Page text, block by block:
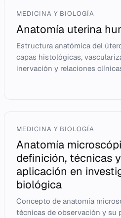
MEDICINA Y BIOLOGÍA
Anatomía uterina
Estructura anatómica del
capas histológicas,
inervación y relaciones
MEDICINA Y BIOLOGÍA
Anatomía
definición, técnicas y
aplicación en
biológica
Concepto de anatomía
técnicas de observación y su